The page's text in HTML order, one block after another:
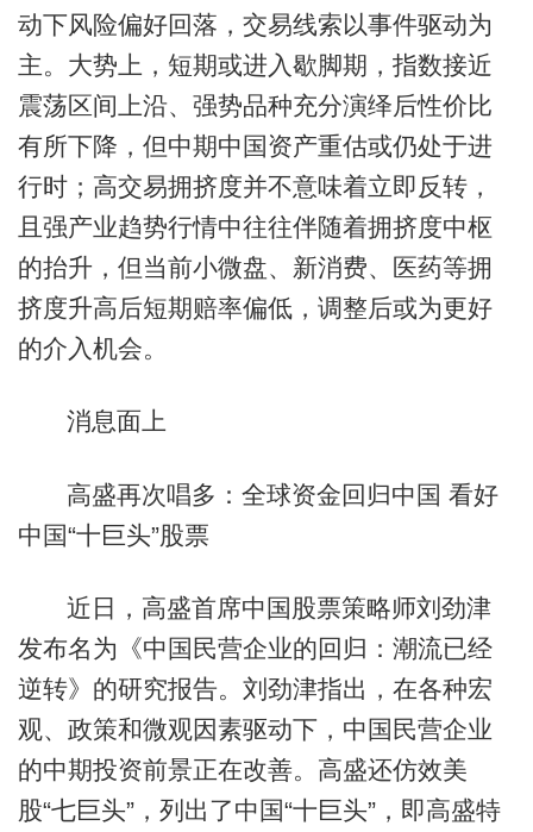
动下风险偏好回落，交易线索以事件驱动为
主。大势上，短期或进入歇脚期，指数接近
震荡区间上沿、强势品种充分演绎后性价比
有所下降，但中期中国资产重估或仍处于进
行时；高交易拥挤度并不意味着立即反转，
且强产业趋势行情中往往伴随着拥挤度中枢
的抬升，但当前小微盘、新消费、医药等拥
挤度升高后短期赔率偏低，调整后或为更好
的介入机会。
消息面上
高盛再次唱多：全球资金回归中国 看好
中国“十巨头”股票
近日，高盛首席中国股票策略师刘劲津
发布名为《中国民营企业的回归：潮流已经
逆转》的研究报告。刘劲津指出，在各种宏
观、政策和微观因素驱动下，中国民营企业
的中期投资前景正在改善。高盛还仿效美
股“七巨头”，列出了中国“十巨头”，即高盛特